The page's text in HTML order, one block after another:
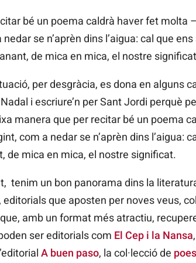
bé un poema caldrà haver fet molta
nedar se n’aprèn dins l’aigua: cal que
de mica en mica, el nostre significat
per desgràcia, es dona en alguns
i escriure’n per Sant Jordi perquè
manera que per recitar bé un poema
com a nedar se n’aprèn dins
de mica en mica, el nostre significat.
tenim un bon panorama dins la
que aposten per noves veus,
amb un format més atractiu,
ser editorials com El Cep i la Nansa,
A buen paso, la col·lecció de